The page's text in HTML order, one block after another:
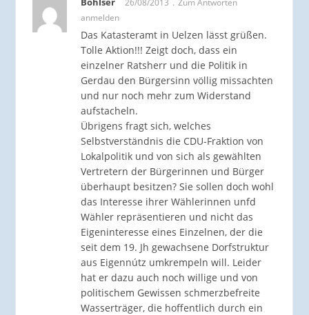
anmelden
Das Katasteramt in Uelzen lässt grüßen.
Tolle Aktion!!! Zeigt doch, dass ein
einzelner Ratsherr und die Politik in
Gerdau den Bürgersinn völlig missachten
und nur noch mehr zum Widerstand
aufstacheln.
Übrigens fragt sich, welches
Selbstverständnis die CDU-Fraktion von
Lokalpolitik und von sich als gewählten
Vertretern der Bürgerinnen und Bürger
überhaupt besitzen? Sie sollen doch wohl
das Interesse ihrer Wählerinnen unfd
Wähler repräsentieren und nicht das
Eigeninteresse eines Einzelnen, der die
seit dem 19. Jh gewachsene Dorfstruktur
aus Eigennútz umkrempeln will. Leider
hat er dazu auch noch willige und von
politischem Gewissen schmerzbefreite
Wasserträger, die hoffentlich durch ein